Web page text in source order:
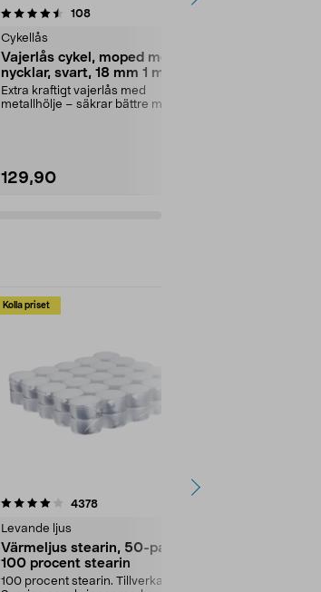
108recensioner
Cykellås
Vajerlås cykel, moped med 4
nycklar, svart, 18 mm 1 m
Extra kraftigt vajerlås med
metallhölje – säkrar bättre mot
129,90
4.5 av 5 stjärnor
Kolla priset
4378recensioner
Levande ljus
Värmeljus stearin, 50-pack,
100 procent stearin
100 procent stearin. Tillverkade i
4.5av 5 stjärnor